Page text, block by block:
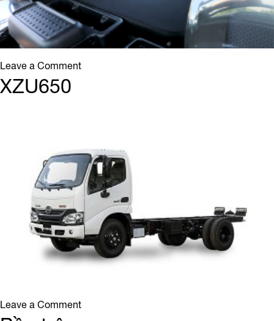
Leave a Commenton
XZU650
Leave a Commenton